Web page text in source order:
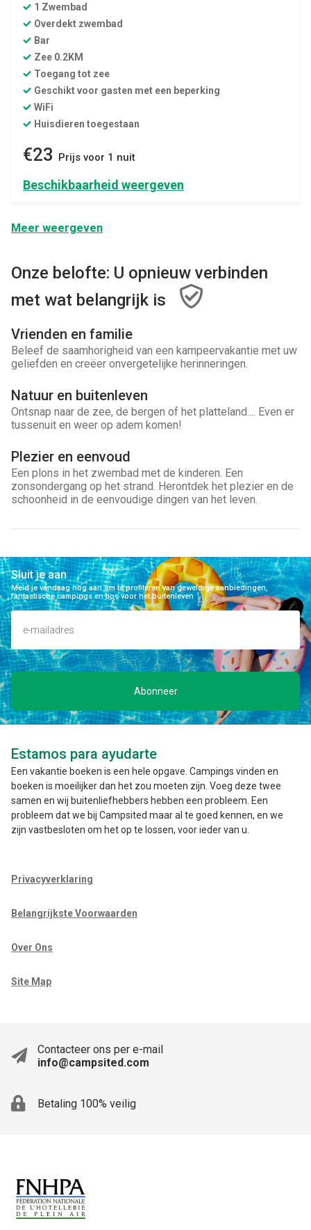
1 Zwembad
Overdekt zwembad
Bar
Zee 0.2KM
Toegang tot zee
Geschikt voor gasten met een beperking
WiFi
Huisdieren toegestaan
€23 Prijs voor 1 nuit
Beschikbaarheid weergeven
Meer weergeven
Onze belofte: U opnieuw verbinden
met wat belangrijk is
Vrienden en familie
Beleef de saamhorigheid van een kampeervakantie met uw
geliefden en creëer onvergetelijke herinneringen.
Natuur en buitenleven
Ontsnap naar de zee, de bergen of het platteland.... Even er
tussenuit en weer op adem komen!
Plezier en eenvoud
Een plons in het zwembad met de kinderen. Een
zonsondergang op het strand. Herontdek het plezier en de
schoonheid in de eenvoudige dingen van het leven.
Sluit je aan
Meld je vandaag nog aan om te profiteren van geweldige aanbiedingen,
fantastische campings en tips voor het buitenleven
Abonneer
Estamos para ayudarte
Een vakantie boeken is een hele opgave. Campings vinden en
boeken is moeilijker dan het zou moeten zijn. Voeg deze twee
samen en wij buitenliefhebbers hebben een probleem. Een
probleem dat we bij Campsited maar al te goed kennen, en we
zijn vastbesloten om het op te lossen, voor ieder van u.
Privacyverklaring
Belangrijkste Voorwaarden
Over Ons
Site Map
Contacteer ons per e-mail
info@campsited.com
Betaling 100% veilig